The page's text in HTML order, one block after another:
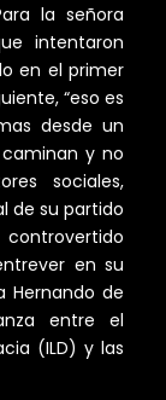
la señora
intentaron
en el primer
“eso es
desde un
y no
sociales,
de su partido
en su
Hernando de
entre el
(ILD) y las